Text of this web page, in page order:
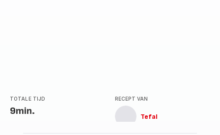
TOTALE TIJD
9min.
RECEPT VAN
Tefal